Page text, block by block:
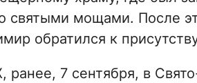
святыми мощами. После
обратился к
7 сентября, в